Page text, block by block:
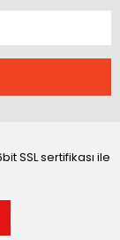
SSL sertifikası ile